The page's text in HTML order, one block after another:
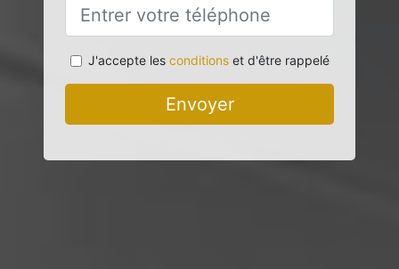
J'accepte les conditionset d'être rappelé
Envoyer